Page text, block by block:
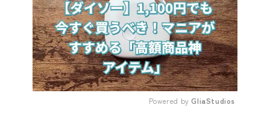
Powered by GliaStudios